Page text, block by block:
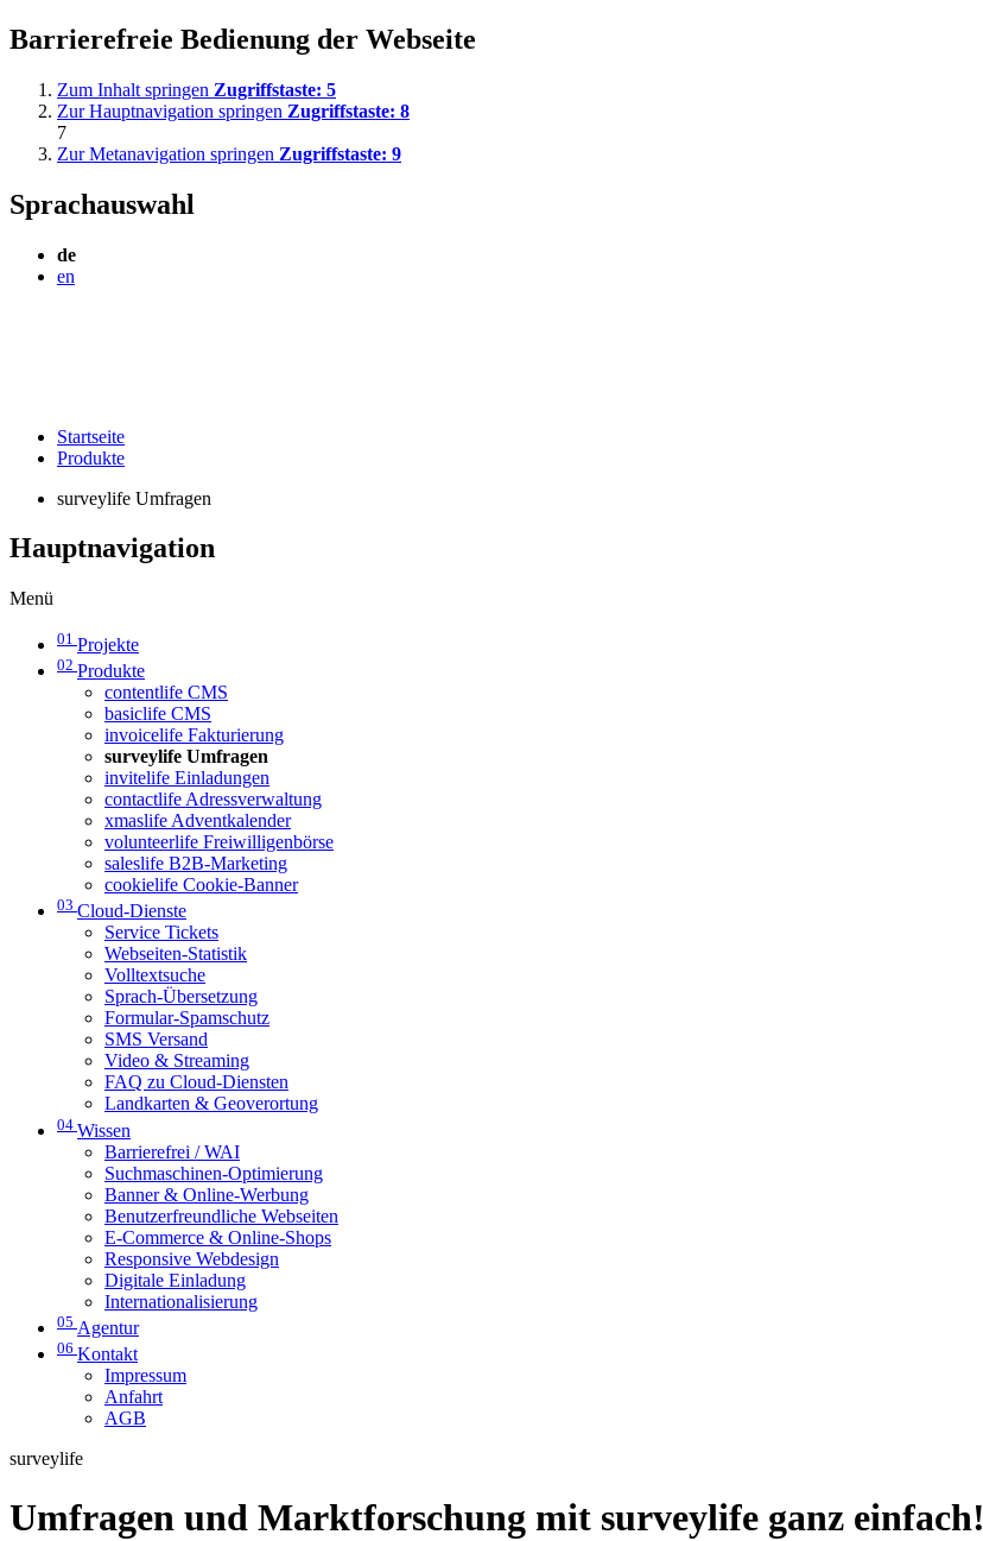
Barrierefreie Bedienung der Webseite
Zum Inhalt springen Zugriffstaste: 5
Zur Hauptnavigation springen Zugriffstaste: 8
7
Zur Metanavigation springen Zugriffstaste: 9
Sprachauswahl
de
en
Startseite
Produkte
surveylife Umfragen
Hauptnavigation
Menü
01 Projekte
02 Produkte
contentlife CMS
basiclife CMS
invoicelife Fakturierung
surveylife Umfragen
invitelife Einladungen
contactlife Adressverwaltung
xmaslife Adventkalender
volunteerlife Freiwilligenbörse
saleslife B2B-Marketing
cookielife Cookie-Banner
03 Cloud-Dienste
Service Tickets
Webseiten-Statistik
Volltextsuche
Sprach-Übersetzung
Formular-Spamschutz
SMS Versand
Video & Streaming
FAQ zu Cloud-Diensten
Landkarten & Geoverortung
04 Wissen
Barrierefrei / WAI
Suchmaschinen-Optimierung
Banner & Online-Werbung
Benutzerfreundliche Webseiten
E-Commerce & Online-Shops
Responsive Webdesign
Digitale Einladung
Internationalisierung
05 Agentur
06 Kontakt
Impressum
Anfahrt
AGB
surveylife
Umfragen und Marktforschung mit surveylife ganz einfach!